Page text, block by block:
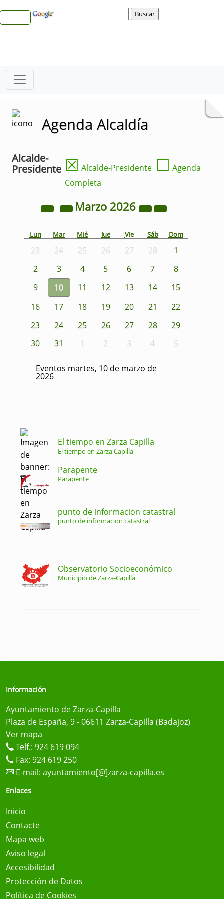
Agenda Alcaldía
Alcalde-
Presidente ☒ Alcalde-Presidente ☐ Agenda
Completa
Marzo 2026
Lun Mar Mié Jue Vie Sáb Dom
23 24 25 26 27 28
1
2
3 4 5 6 7
8
9
10 11 12 13 14
15
16
17 18 19 20 21
22
23
24 25 26 27 28
29
30
31 1 2 3 4 5
Eventos martes, 10 de marzo de
2026
El tiempo en Zarza Capilla
El tiempo en Zarza Capilla
Parapente
Parapente
punto de informacion catastral
punto de informacion catastral
Observatorio Socioeconómico
Municipio de Zarza-Capilla
Información
Ayuntamiento de Zarza-Capilla
Plaza de España, 9 - 06611 Zarza-Capilla (Badajoz)
Ver mapa
Telf.: 924 619 094
Fax: 924 619 250
E-mail: ayuntamiento[@]zarza-capilla.es
Enlaces
Inicio
Contacte
Mapa web
Aviso legal
Accesibilidad
Protección de Datos
Política de Cookies